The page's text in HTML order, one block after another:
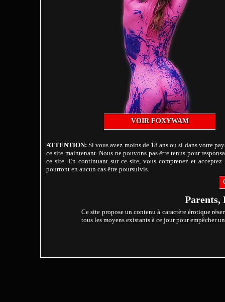
VOIR FOXYWAM
ATTENTION: Si vous avez moins de 18 ans ou si dans votre
ce site maintenant. Nous ne pouvons pas être tenus pour
ce site. En continuant sur ce site, vous comprenez et
pourront en aucun cas être poursuivis.
Parents,
Ce site propose un contenu à caractère érotique
tous les moyens existants à ce jour pour empêcher